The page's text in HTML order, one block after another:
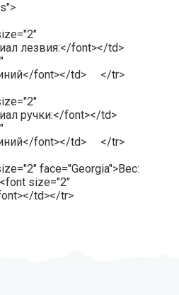
лезвия:</font></td>
font></td> </tr>
ручки:</font></td>
font></td> </tr>
face="Georgia">Вес:
size="2"
td></tr>